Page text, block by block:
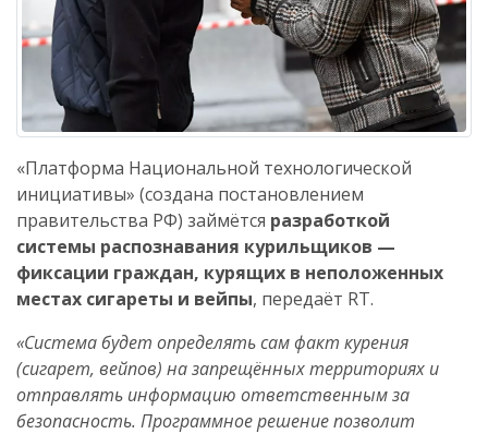
«Платформа Национальной технологической
инициативы» (создана постановлением
правительства РФ) займётся разработкой
системы распознавания курильщиков —
фиксации граждан, курящих в неположенных
местах сигареты и вейпы, передаёт RT.
«Система будет определять сам факт курения
(сигарет, вейпов) на запрещённых территориях и
отправлять информацию ответственным за
безопасность. Программное решение позволит